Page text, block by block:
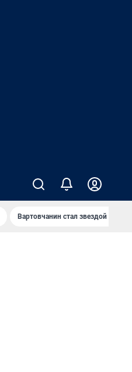
Вартовчанин стал звездой